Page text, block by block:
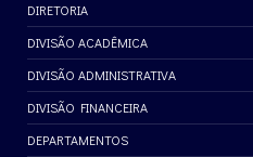
DIRETORIA
DIVISÃO ACADÊMICA
DIVISÃO ADMINISTRATIVA
DIVISÃO FINANCEIRA
DEPARTAMENTOS